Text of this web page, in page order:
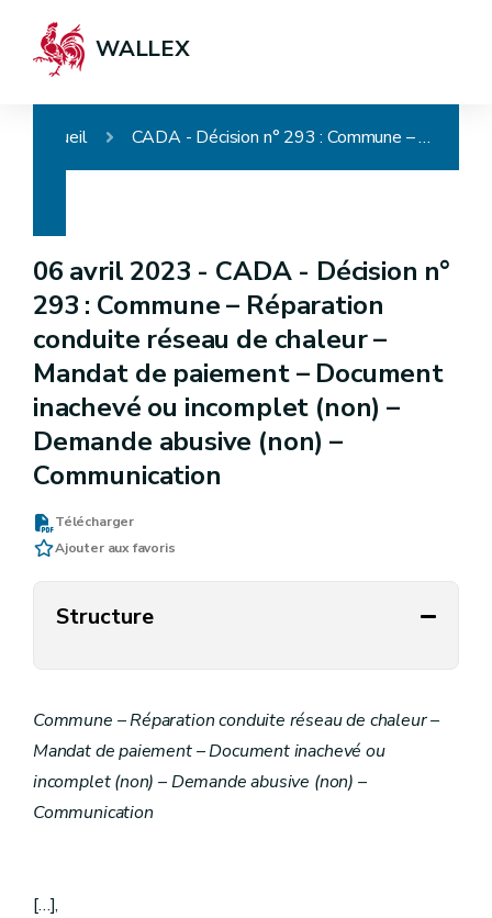
WALLEX
Accueil CADA - Décision n° 293 : Commune – Réparation conduite réseau de chaleur – Mandat de paiement – Document inachevé ou incomplet (non) – Demande abusive (non) – Communication
06 avril 2023 - CADA - Décision n°
293 : Commune – Réparation
conduite réseau de chaleur –
Mandat de paiement – Document
inachevé ou incomplet (non) –
Demande abusive (non) –
Communication
Télécharger
Ajouter aux favoris
Structure
Commune – Réparation conduite réseau de chaleur –
Mandat de paiement – Document inachevé ou
incomplet (non) – Demande abusive (non) –
Communication
[…],